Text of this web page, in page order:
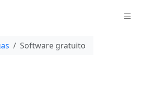
Software gratuito